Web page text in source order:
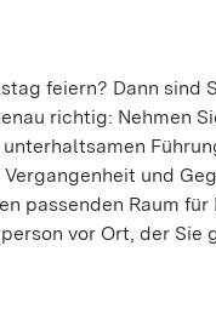
feiern? Dann sind
richtig: Nehmen
und
passenden Raum für
vor Ort, der Sie